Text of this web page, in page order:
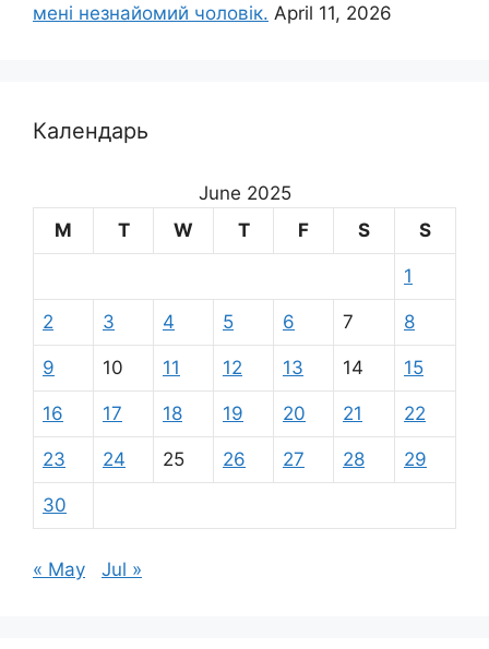
мені незнайомий чоловік. April 11, 2026
Календарь
June 2025
M
T W T F S S
1
2 3 4 5 6 7 8
9 10 11 12 13 14 15
16 17 18 19 20 21 22
23 24 25 26 27 28 29
30
« May Jul »